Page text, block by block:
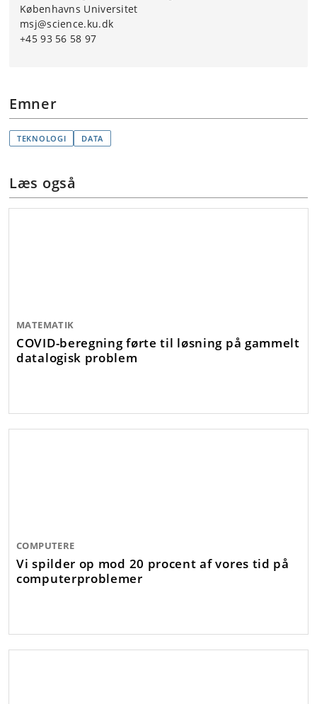
Københavns Universitet
msj@science.ku.dk
+45 93 56 58 97
Emner
TEKNOLOGI DATA
Læs også
MATEMATIK
COVID-beregning førte til løsning på gammelt
datalogisk problem
COMPUTERE
Vi spilder op mod 20 procent af vores tid på
computerproblemer